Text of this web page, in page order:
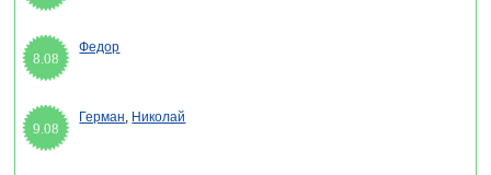
8.08
Федор
9.08
Герман, Николай